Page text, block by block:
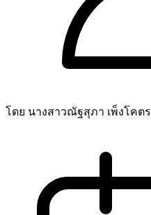
โดย นางสาวณัฐสุภา เพ็งโคตร